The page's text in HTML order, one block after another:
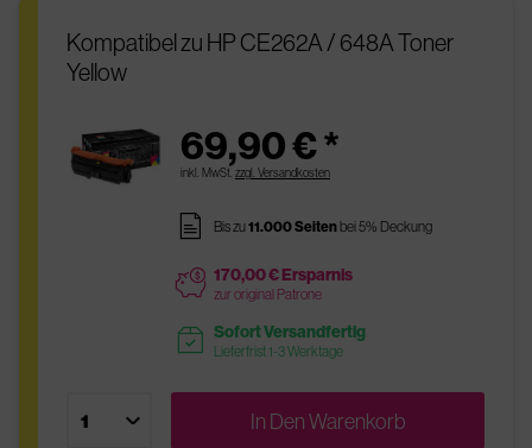
Kompatibel zu HP CE262A / 648A Toner
Yellow
69,90 € *
inkl. MwSt. zzgl. Versandkosten
pages Bis zu11.000 Seitenbei 5% Deckung
price 170,00 € Ersparnis
zur original Patrone
readytoship Sofort Versandfertig
Lieferfrist 1-3 Werktage
In DenWarenkorb